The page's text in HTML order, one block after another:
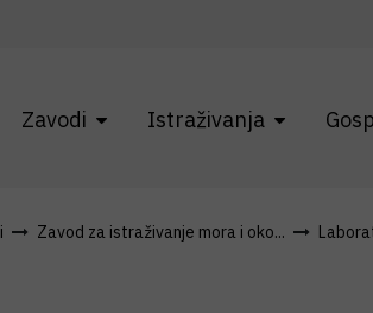
Zavodi Istraživanja
Zavod za istraživanje mora i oko...